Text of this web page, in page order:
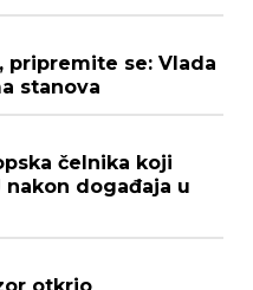
pripremite se: Vlada
stanova
čelnika koji
nakon događaja u